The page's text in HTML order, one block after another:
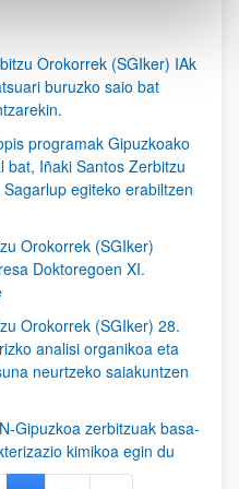
Orokorrek (SGIker) IAk
buruzko saio bat
programak Gipuzkoako
bat, Iñaki Santos Zerbitzu
egiteko erabiltzen
Orokorrek (SGIker)
Doktoregoen XI.
Orokorrek (SGIker) 28.
analisi organikoa eta
neurtzeko saiakuntzen
Gipuzkoa zerbitzuak basa-
kimikoa egin du